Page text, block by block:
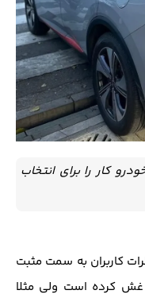
کار را برای انتخاب
کاربران به سمت مثبت
غش کرده است ولی مثلا